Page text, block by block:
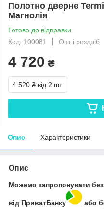
Полотно дверне
Магнолія
Готово до відправки
Код: 100081
Опт і роздріб
4 720 ₴
4 520 ₴ від 2 шт.
Опис Характеристики
Опис
Можемо запропонувати
від ПриватБанку або